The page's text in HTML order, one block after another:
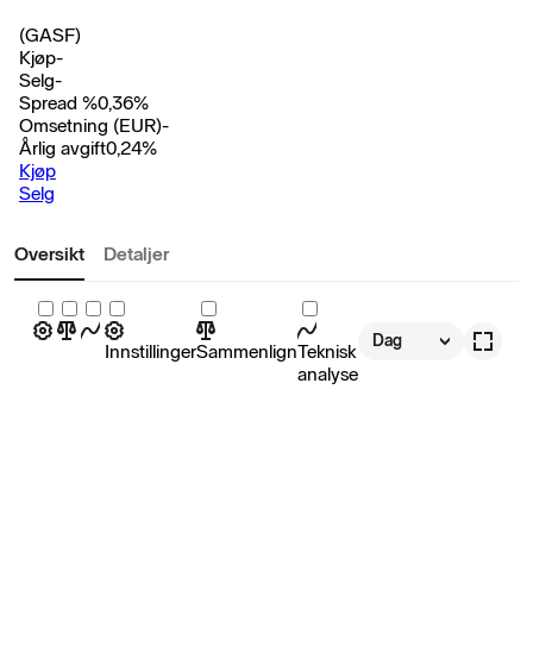
(GASF)
Kjøp-
Selg-
Spread %0,36%
Omsetning (EUR)-
Årlig avgift0,24%
Kjøp
Selg
Oversikt Detaljer
InnstillingerSammenlignTeknisk
analyse
Dag